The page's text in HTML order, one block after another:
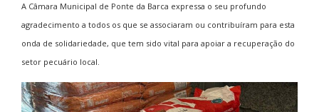
A Câmara Municipal de Ponte da Barca expressa o seu profundo
agradecimento a todos os que se associaram ou contribuíram para esta
onda de solidariedade, que tem sido vital para apoiar a recuperação do
setor pecuário local.